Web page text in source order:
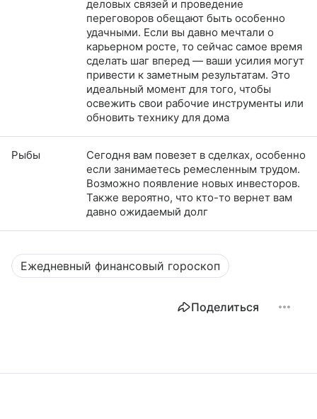
деловых связей и проведение
переговоров обещают быть особенно
удачными. Если вы давно мечтали о
карьерном росте, то сейчас самое время
сделать шаг вперед — ваши усилия могут
привести к заметным результатам. Это
идеальный момент для того, чтобы
освежить свои рабочие инструменты или
обновить технику для дома
Рыбы
Сегодня вам повезет в сделках, особенно
если занимаетесь ремесленным трудом.
Возможно появление новых инвесторов.
Также вероятно, что кто-то вернет вам
давно ожидаемый долг
Ежедневный финансовый гороскоп
Поделиться